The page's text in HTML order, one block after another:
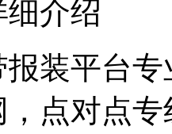
介绍
装平台
点对点